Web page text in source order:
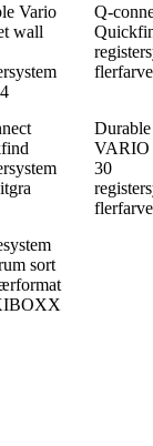
Vario
wall
Q-
Durable
VARIO
30
sort